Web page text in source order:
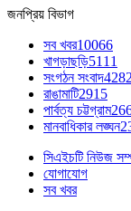
জনপ্রিয় বিভাগ
সব খবর10066
খাগড়াছড়ি5111
সংগঠন সংবাদ4282
রাঙামাটি2915
পার্বত্য চট্টগ্রাম
মানবাধিকার লঙ্ঘন
সিএইচটি নিউজ
যোগাযোগ
সব খবর